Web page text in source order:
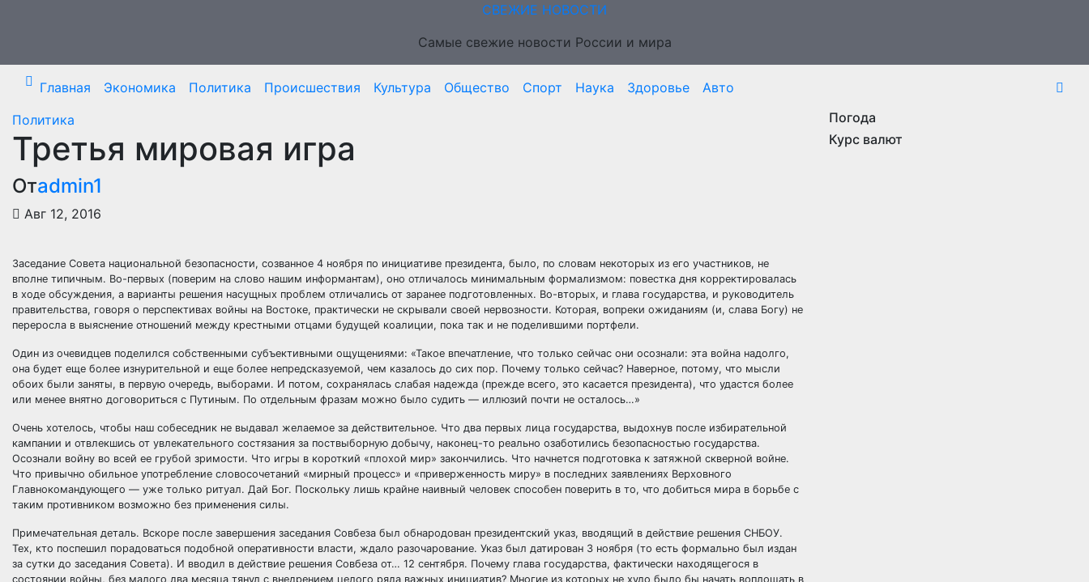
СВЕЖИЕ НОВОСТИ
Самые свежие новости России и мира
Главная Экономика Политика Происшествия Культура Общество Спорт Наука Здоровье
Авто
Политика
Третья мировая игра
Отadmin1
Авг 12, 2016
Заседание Совета национальной безопасности, созванное 4 ноября по инициативе президента, было, по словам некоторых из его участников, не
вполне типичным. Во-первых (поверим на слово нашим информантам), оно отличалось минимальным формализмом: повестка дня корректировалась
в ходе обсуждения, а варианты решения насущных проблем отличались от заранее подготовленных. Во-вторых, и глава государства, и руководитель
правительства, говоря о перспективах войны на Востоке, практически не скрывали своей нервозности. Которая, вопреки ожиданиям (и, слава Богу) не
переросла в выяснение отношений между крестными отцами будущей коалиции, пока так и не поделившими портфели.
Один из очевидцев поделился собственными субъективными ощущениями: «Такое впечатление, что только сейчас они осознали: эта война надолго,
она будет еще более изнурительной и еще более непредсказуемой, чем казалось до сих пор. Почему только сейчас? Наверное, потому, что мысли
обоих были заняты, в первую очередь, выборами. И потом, сохранялась слабая надежда (прежде всего, это касается президента), что удастся более
или менее внятно договориться с Путиным. По отдельным фразам можно было судить — иллюзий почти не осталось…»
Очень хотелось, чтобы наш собеседник не выдавал желаемое за действительное. Что два первых лица государства, выдохнув после избирательной
кампании и отвлекшись от увлекательного состязания за поствыборную добычу, наконец-то реально озаботились безопасностью государства.
Осознали войну во всей ее грубой зримости. Что игры в короткий «плохой мир» закончились. Что начнется подготовка к затяжной скверной войне.
Что привычно обильное употребление словосочетаний «мирный процесс» и «приверженность миру» в последних заявлениях Верховного
Главнокомандующего — уже только ритуал. Дай Бог. Поскольку лишь крайне наивный человек способен поверить в то, что добиться мира в борьбе с
таким противником возможно без применения силы.
Примечательная деталь. Вскоре после завершения заседания Совбеза был обнародован президентский указ, вводящий в действие решения СНБОУ.
Тех, кто поспешил порадоваться подобной оперативности власти, ждало разочарование. Указ был датирован 3 ноября (то есть формально был издан
за сутки до заседания Совета). И вводил в действие решения Совбеза от… 12 сентября. Почему глава государства, фактически находящегося в
состоянии войны, без малого два месяца тянул с внедрением целого ряда важных инициатив? Многие из которых не худо было бы начать воплощать в
Погода
Курс валют